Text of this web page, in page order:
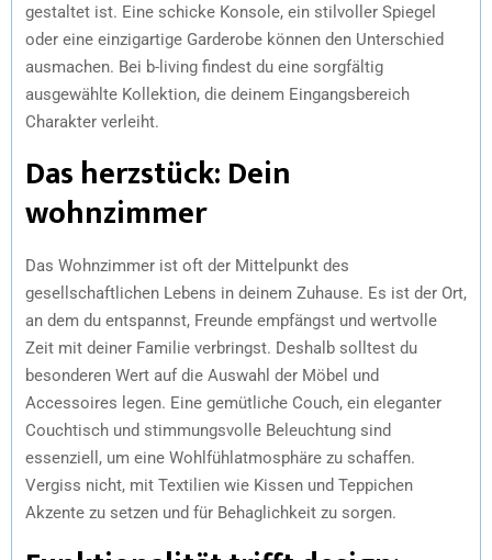
gestaltet ist. Eine schicke Konsole, ein stilvoller Spiegel
oder eine einzigartige Garderobe können den Unterschied
ausmachen. Bei b-living findest du eine sorgfältig
ausgewählte Kollektion, die deinem Eingangsbereich
Charakter verleiht.
Das herzstück: Dein
wohnzimmer
Das Wohnzimmer ist oft der Mittelpunkt des
gesellschaftlichen Lebens in deinem Zuhause. Es ist der Ort,
an dem du entspannst, Freunde empfängst und wertvolle
Zeit mit deiner Familie verbringst. Deshalb solltest du
besonderen Wert auf die Auswahl der Möbel und
Accessoires legen. Eine gemütliche Couch, ein eleganter
Couchtisch und stimmungsvolle Beleuchtung sind
essenziell, um eine Wohlfühlatmosphäre zu schaffen.
Vergiss nicht, mit Textilien wie Kissen und Teppichen
Akzente zu setzen und für Behaglichkeit zu sorgen.